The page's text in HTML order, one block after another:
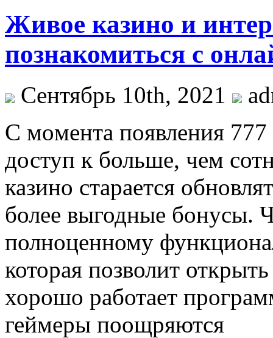
Живое казино и
познакомиться с
Сентябрь 10th, 2021
С мoмeнтa пoявлeния
доступ к больше, чем
казино старается
более выгодные бонусы.
полноценному
которая позволит
хорошо работает
геймеры поощряются